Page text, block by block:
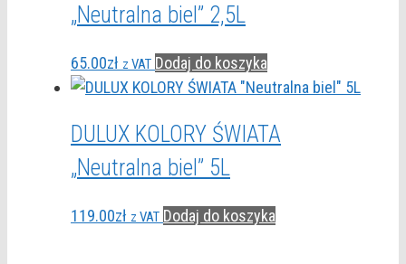
„Neutralna biel” 2,5L
65.00zł z VAT Dodaj do koszyka
DULUX KOLORY ŚWIATA
„Neutralna biel” 5L
119.00zł z VAT Dodaj do koszyka